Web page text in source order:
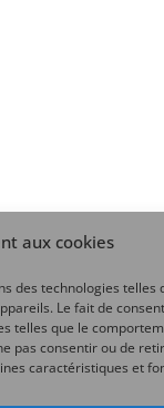
aux cookies
des technologies telles
Le fait de
telles que le
pas consentir ou de
caractéristiques et